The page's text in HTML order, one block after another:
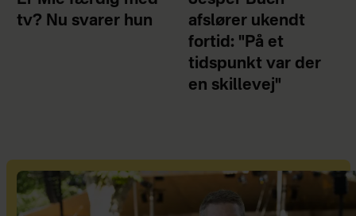
tv? Nu svarer hun
afslører ukendt
fortid: "På et
tidspunkt var der
en skillevej"